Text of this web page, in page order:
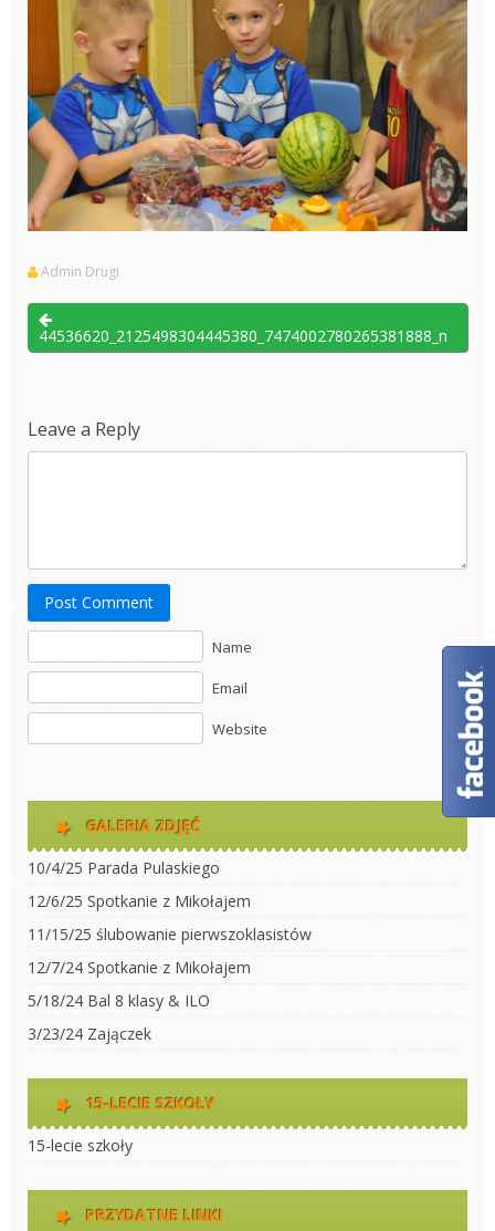
Admin Drugi
44536620_2125498304445380_7474002780265381888_n
Leave a Reply
Post Comment
Name
Email
Website
GALERIA ZDJĘĆ
10/4/25 Parada Pulaskiego
12/6/25 Spotkanie z Mikołajem
11/15/25 ślubowanie pierwszoklasistów
12/7/24 Spotkanie z Mikołajem
5/18/24 Bal 8 klasy & ILO
3/23/24 Zajączek
15-LECIE SZKOŁY
15-lecie szkoły
PRZYDATNE LINKI